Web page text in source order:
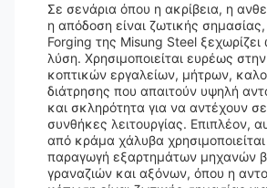
Σε σενάρια όπου η ακρίβεια, η
η απόδοση είναι ζωτικής
Forging της Misung Steel ξεχωρίζει
λύση. Χρησιμοποιείται ευρέως
κοπτικών εργαλείων, μήτρων,
διάτρησης που απαιτούν υψηλή
και σκληρότητα για να αντέχουν
συνθήκες λειτουργίας. Επιπλέον,
από κράμα χάλυβα
παραγωγή εξαρτημάτων μηχανών
γραναζιών και αξόνων, όπου η